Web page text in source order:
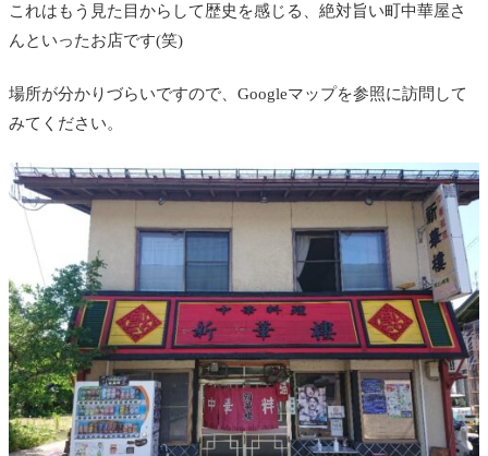
これはもう見た目からして歴史を感じる、絶対旨い町中華屋さ
んといったお店です(笑)
場所が分かりづらいですので、Googleマップを参照に訪問して
みてください。